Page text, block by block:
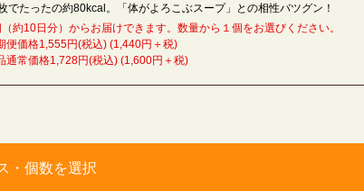
でたったの約80kcal。「体がよろこぶスープ」との相性バツグン！
約10日分）からお届けできます。数量から１個をお選びください。
便価格1,555円(税込) (1,440円＋税)
通常価格1,728円(税込) (1,600円＋税)
・個数を選択